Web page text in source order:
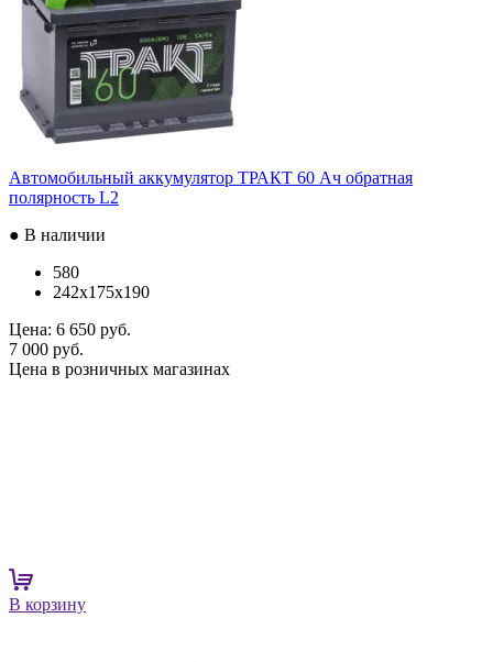
Автомобильный аккумулятор ТРАКТ 60 Ач обратная
полярность L2
● В наличии
580
242x175x190
Цена: 6 650 руб.
7 000 руб.
Цена в розничных магазинах
В корзину